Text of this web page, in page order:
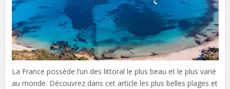
La France possède l’un des littoral le plus beau et le plus varié
au monde. Découvrez dans cet article les plus belles plages et